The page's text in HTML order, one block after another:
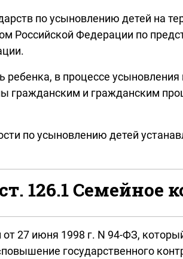
по усыновлению детей на
Российской Федерации по
в процессе
гражданским и гражданским
по усыновлению детей
126.1 Семейное
27 июня 1998 г. N 94-ФЗ,
государственного